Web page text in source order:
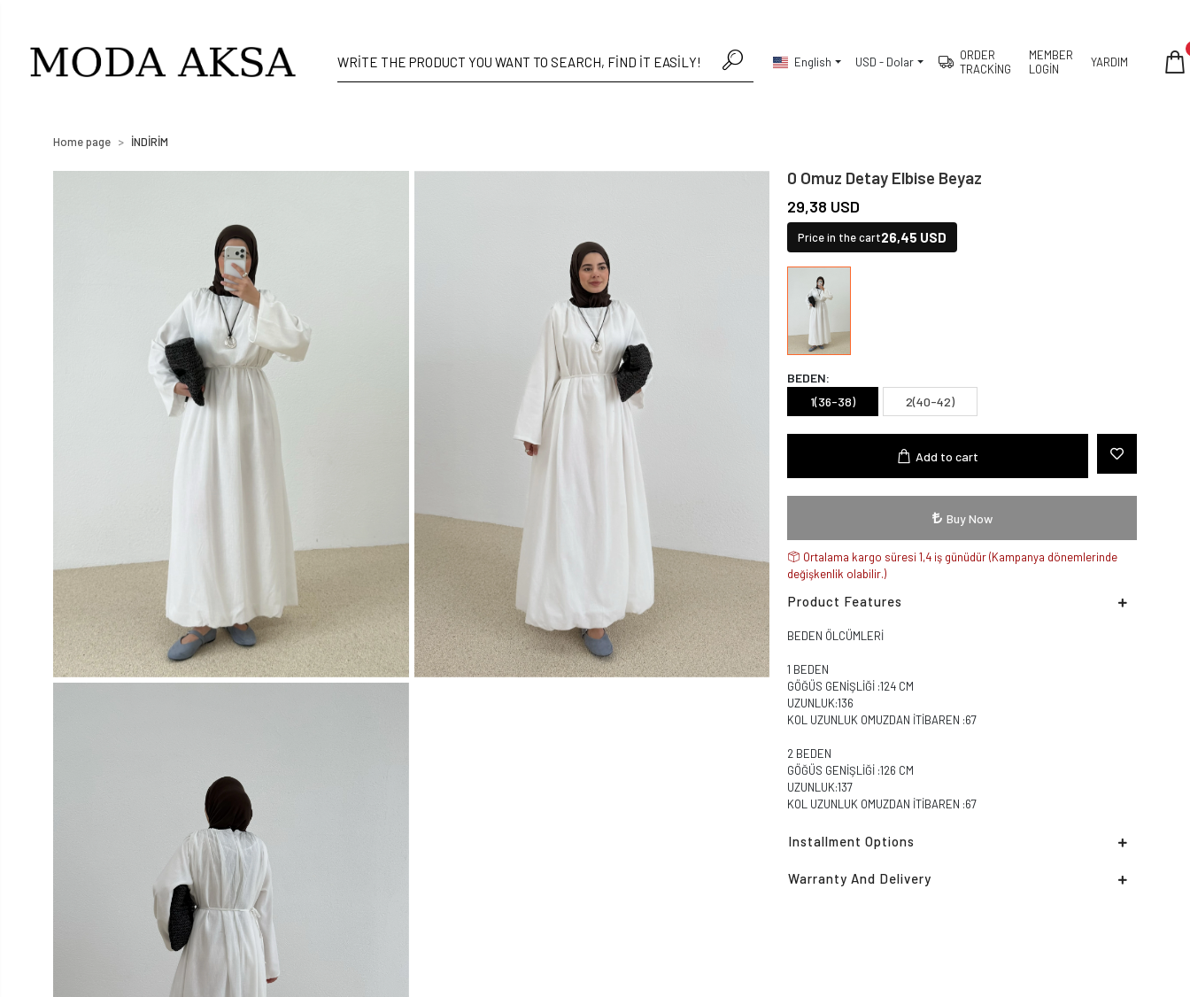
English USD - Dolar
ORDER
TRACKİNG
MEMBER
LOGİN
YARDIM
Home page İNDİRİM
0 Omuz Detay Elbise Beyaz
29,38 USD
Price in the cart26,45 USD
BEDEN:
1(36-38)
2(40-42)
Add to cart
Buy Now
Ortalama kargo süresi 1,4 iş günüdür (Kampanya dönemlerinde
değişkenlik olabilir.)
Product Features
BEDEN ÖLCÜMLERİ
1 BEDEN
GÖĞÜS GENİŞLİĞİ :124 CM
UZUNLUK:136
KOL UZUNLUK OMUZDAN İTİBAREN :67
2 BEDEN
GÖĞÜS GENİŞLİĞİ :126 CM
UZUNLUK:137
KOL UZUNLUK OMUZDAN İTİBAREN :67
Installment Options
Warranty And Delivery